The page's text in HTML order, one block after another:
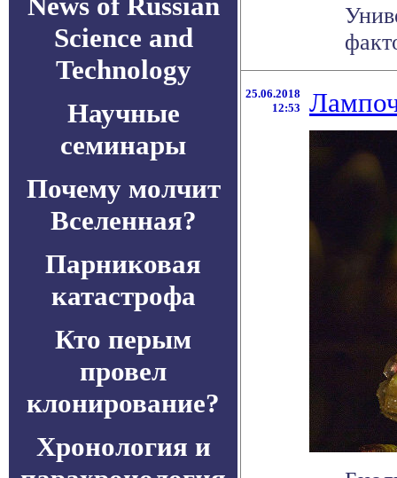
Science and
Technology
Научные
семинары
Почему молчит
Вселенная?
Парниковая
катастрофа
Кто перым
провел
клонирование?
Хронология и
25.06.2018
12:53